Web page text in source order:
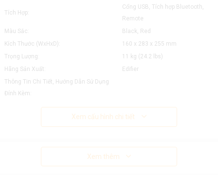
Tích Hợp:
Cổng USB, Tích hợp Bluetooth,
Remote
Màu Sắc:
Black, Red
Kích Thước (WxHxD):
160 x 283 x 255 mm
Trọng Lượng:
11 kg (24.2 lbs)
Hãng Sản Xuất:
Edifier
Thông Tin Chi Tiết, Hướng Dẫn Sử Dụng
Đính Kèm:
Xem cấu hình chi tiết
Xem thêm